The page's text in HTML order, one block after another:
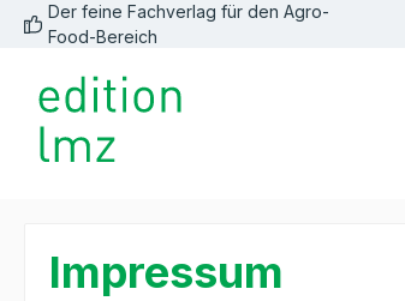
Zur Hauptnavigation springen
Der feine Fachverlag für den Agro-
Food-Bereich
Impressum